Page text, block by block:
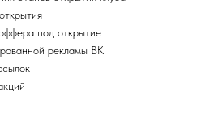
под открытие
рекламы ВК